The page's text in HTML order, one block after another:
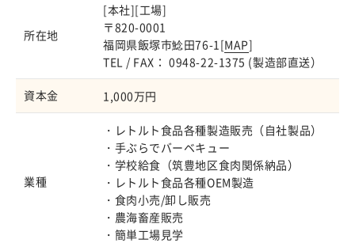
所在地
[本社][工場]
〒820-0001
福岡県飯塚市鯰田76-1[MAP]
TEL / FAX： 0948-22-1375 (製造部直送）
資本金 1,000万円
業種
・レトルト食品各種製造販売（自社製品）
・手ぶらでバーベキュー
・学校給食（筑豊地区食肉関係納品）
・レトルト食品各種OEM製造
・食肉小売/卸し販売
・農海畜産販売
・簡単工場見学